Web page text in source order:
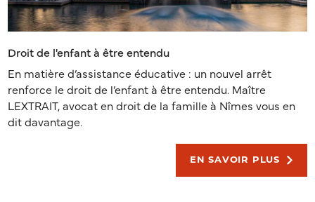
Droit de l'enfant à être entendu
En matière d’assistance éducative : un nouvel arrêt
renforce le droit de l’enfant à être entendu. Maître
LEXTRAIT, avocat en droit de la famille à Nîmes vous en
dit davantage.
EN SAVOIR PLUS